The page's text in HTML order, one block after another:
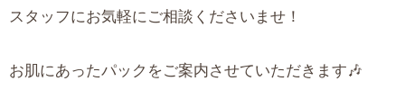
スタッフにお気軽にご相談くださいませ！
お肌にあったパックをご案内させていただきます🎶